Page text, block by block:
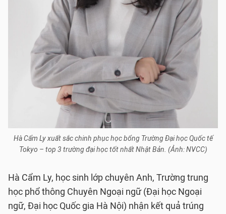
Hà Cẩm Ly xuất sắc chinh phục học bổng Trường Đại học Quốc tế
Tokyo – top 3 trường đại học tốt nhất Nhật Bản. (Ảnh: NVCC)
Hà Cẩm Ly, học sinh lớp chuyên Anh, Trường trung
học phổ thông Chuyên Ngoại ngữ (Đại học Ngoại
ngữ, Đại học Quốc gia Hà Nội) nhận kết quả trúng